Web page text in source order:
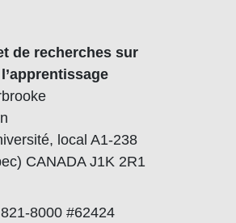
de recherches sur
local A1-238
CANADA J1K 2R1
8000 #62424